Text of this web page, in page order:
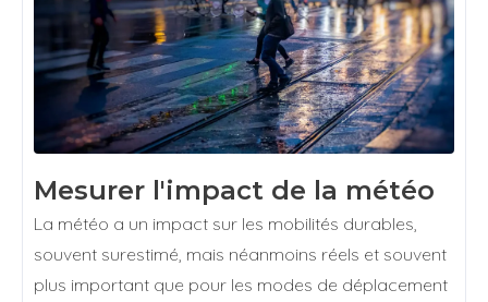
Mesurer l'impact de la météo
La météo a un impact sur les mobilités durables,
souvent surestimé, mais néanmoins réels et souvent
plus important que pour les modes de déplacement